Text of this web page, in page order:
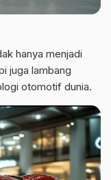
hanya menjadi
juga lambang
otomotif dunia.